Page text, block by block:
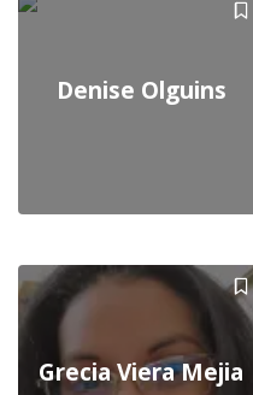
Denise Olguins
Grecia Viera Mejia